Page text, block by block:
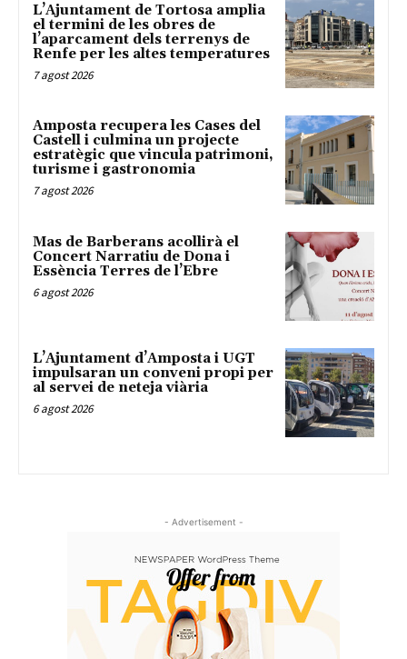
L’Ajuntament de Tortosa amplia
el termini de les obres de
l’aparcament dels terrenys de
Renfe per les altes temperatures
7 agost 2026
Amposta recupera les Cases del
Castell i culmina un projecte
estratègic que vincula patrimoni,
turisme i gastronomia
7 agost 2026
Mas de Barberans acollirà el
Concert Narratiu de Dona i
Essència Terres de l’Ebre
6 agost 2026
L’Ajuntament d’Amposta i UGT
impulsaran un conveni propi per
al servei de neteja viària
6 agost 2026
- Advertisement -